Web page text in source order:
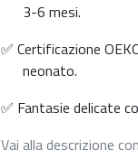
3-6 mesi.
✅ Certificazione
neonato.
✅ Fantasie delicate
Vai alla descrizione